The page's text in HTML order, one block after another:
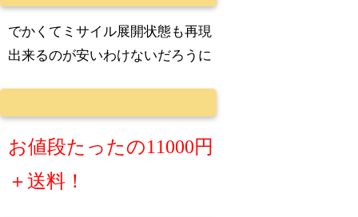
でかくてミサイル展開状態も再現
出来るのが安いわけないだろうに
お値段たったの11000円
＋送料！